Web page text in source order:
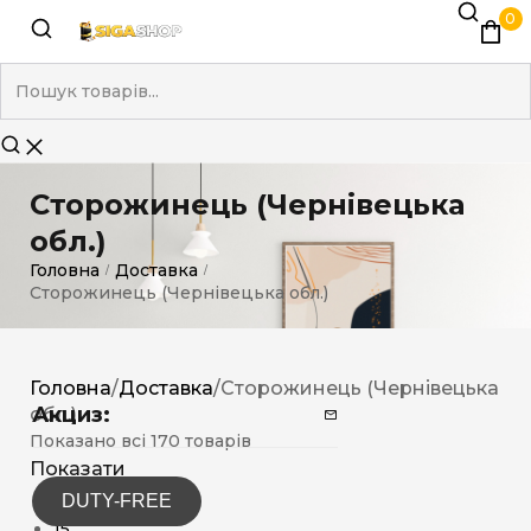
0
Сторожинець (Чернівецька
обл.)
Головна / Доставка /
Сторожинець (Чернівецька обл.)
Акциз:
DUTY-FREE
Головна/Доставка/Сторожинець (Чернівецька
обл.)
Показано всі 170 товарів
Показати
12